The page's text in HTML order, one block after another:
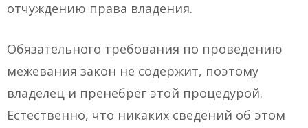
отчуждению права владения.
Обязательного требования по проведению
межевания закон не содержит, поэтому
владелец и пренебрёг этой процедурой.
Естественно, что никаких сведений об этом